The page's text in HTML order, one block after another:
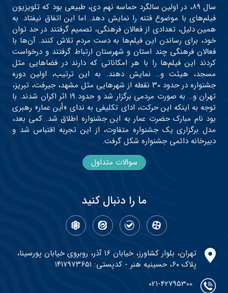
سال ۸۹، در اولین سالگرد حماسه نهم دی، طبیعی بود که تلویزیون
فیلم‌های با موضوع فتنه را نمایش دهد. اما این اتفاق نیفتاد. به
همین دلیل، تعدادی از فعالان فرهنگی، تصمیم گرفتند در حد توان
خود، برای رساندن این فیلم‌ها به دست مردم تلاش کنند. آن‌ها با
فعالان فرهنگی چند استان و شهرستان ارتباط گرفتند و درخواست
کردند این فیلم‌ها را با هر امکاناتی که دارند در فضاهایی مثل
مسجد، هیئت و… نمایش دهند. به این ترتیب، اولین دوره
جشنواره در حدود ۳۰ نقطه از شهرهایی مثل مشهد، جیرفت، تبریز،
تهران و… به صورت مردمی برگزار شد و حدود ۱۹ اثر اکران شدند. با
توجه به اینکه این حرکت، ادای تکلیفی به ندای «أین عمار» رهبری
بود نام مبارک حضرت عمار به این جشنواره اطلاق شد. کمی بعد،
مدل برگزاری یک جشنواره متفاوت، از این تجربه اقتباس شد و
دبیرخانه دائمی جشنواره شکل گرفت.
سوالات متداول
ما را دنبال کنید
تهران، بلوار کشاورز، خیابان ۱۶ آذر، روبروی خیابان پورسینا،
پلاک ۶۰، حسینیه هنر - کدپستی: ۱۴۱۷۹۷۳۶۵۱
021-42795300